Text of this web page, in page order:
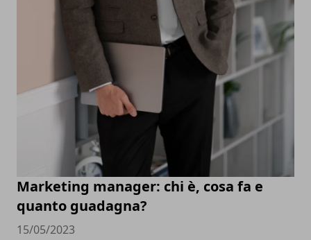
Marketing manager: chi è, cosa fa e
quanto guadagna?
15/05/2023